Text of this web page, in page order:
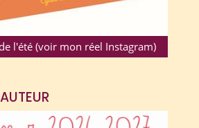
l'été (voir mon réel Instagram)